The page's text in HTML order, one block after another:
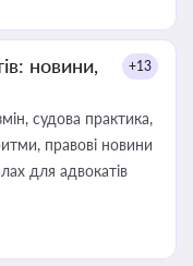
новини,
+13
судова практика,
правові новини
для адвокатів